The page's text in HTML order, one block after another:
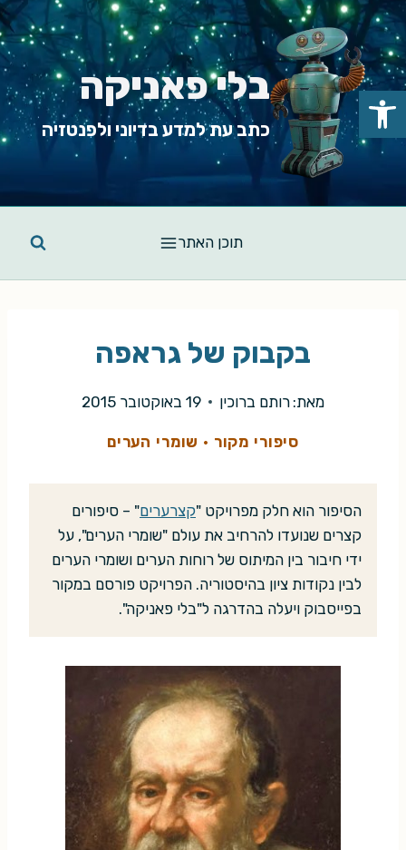
Skip
to
content
בלי פאניקה
כתב עת למדע בדיוני ולפנטזיה
תוכן האתר
בקבוק של גראפה
מאת: רותם ברוכין 19 באוקטובר 2015
סיפורי מקור · שומרי הערים
הסיפור הוא חלק מפרויקט "קצרערים" – סיפורים
קצרים שנועדו להרחיב את עולם "שומרי הערים", על
ידי חיבור בין המיתוס של רוחות הערים ושומרי הערים
לבין נקודות ציון בהיסטוריה. הפרויקט פורסם במקור
בפייסבוק ויעלה בהדרגה ל"בלי פאניקה".
פתח סרגל נגישות